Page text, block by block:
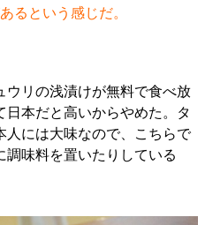
るという感じだ。
ウリの浅漬けが無料で食べ放
本だと高いからやめた。タ
人には大味なので、こちらで
味料を置いたりしている